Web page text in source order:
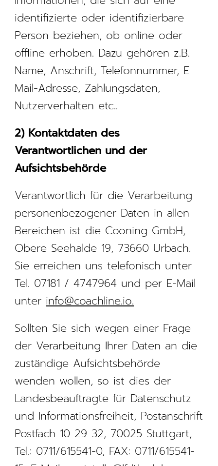
identifizierte oder identifizierbare
Person beziehen, ob online oder
offline erhoben. Dazu gehören z.B.
Name, Anschrift, Telefonnummer, E-
Mail-Adresse, Zahlungsdaten,
Nutzerverhalten etc..
2) Kontaktdaten des
Verantwortlichen und der
Aufsichtsbehörde
Verantwortlich für die Verarbeitung
personenbezogener Daten in allen
Bereichen ist die Cooning GmbH,
Obere Seehalde 19, 73660 Urbach.
Sie erreichen uns telefonisch unter
Tel. 07181 / 4747964 und per E-Mail
unter info@coachline.io.
Sollten Sie sich wegen einer Frage
der Verarbeitung Ihrer Daten an die
zuständige Aufsichtsbehörde
wenden wollen, so ist dies der
Landesbeauftragte für Datenschutz
und Informationsfreiheit, Postanschrift
Postfach 10 29 32, 70025 Stuttgart,
Tel.: 0711/615541-0, FAX: 0711/615541-